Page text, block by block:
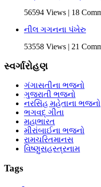
56594 Views | 18
નીલ ગગનના પંખેરુ
53558 Views | 21
સ્વર્ગારોહણ
ગંગાસતીના ભજનો
ગુજરાતી ભજનો
નરસિંહ મહેતાના ભજનો
ભગવદ્ ગીતા
મહાભારત
મીરાંબાઈના ભજનો
રામચરિતમાનસ
વિષ્ણુસહસ્ત્રનામ
Tags